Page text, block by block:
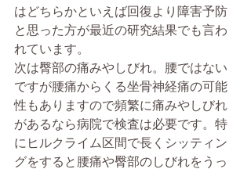
はどちらかといえば回復より障害予防
と思った方が最近の研究結果でも言わ
れています。
次は臀部の痛みやしびれ。腰ではない
ですが腰痛からくる坐骨神経痛の可能
性もありますので頻繁に痛みやしびれ
があるなら病院で検査は必要です。特
にヒルクライム区間で長くシッティン
グをすると腰痛や臀部のしびれをうっ